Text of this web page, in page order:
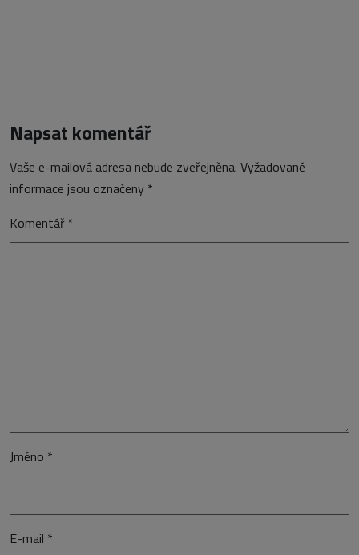
Napsat komentář
Vaše e-mailová adresa nebude zveřejněna. Vyžadované
informace jsou označeny *
Komentář *
Jméno *
E-mail *